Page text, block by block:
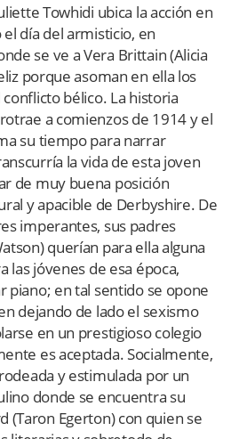
Towhidi ubica la acción en
día del armisticio, en
se ve a Vera Brittain (Alicia
porque asoman en ella los
bélico. La historia
a comienzos de 1914 y el
su tiempo para narrar
la vida de esta joven
de muy buena posición
y apacible de Derbyshire. De
imperantes, sus padres
querían para ella alguna
las jóvenes de esa época,
piano; en tal sentido se opone
dejando de lado el sexismo
en un prestigioso colegio
es aceptada. Socialmente,
y estimulada por un
donde se encuentra su
(Taron Egerton) con quien se